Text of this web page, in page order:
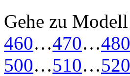
Gehe zu Modell
460…470…480
500…510…520